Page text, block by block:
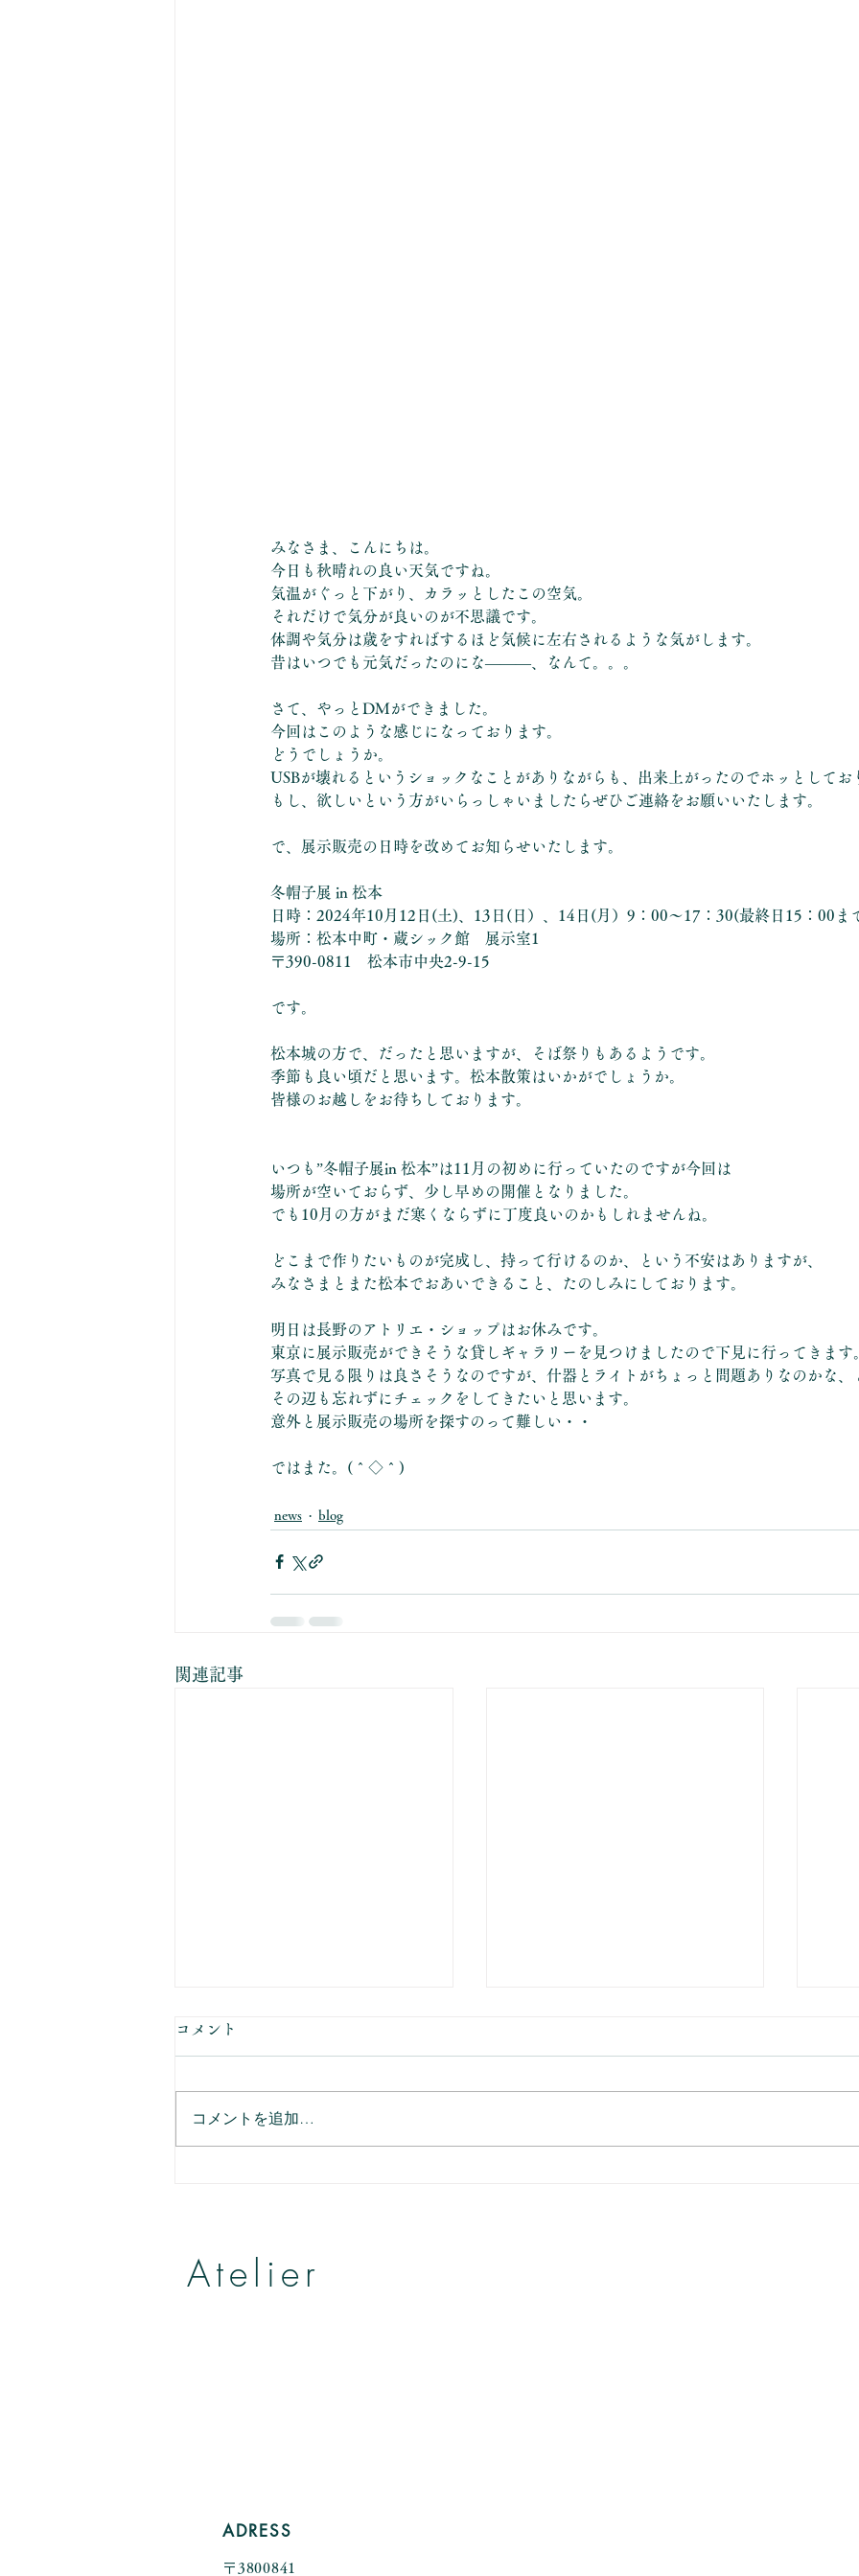
みなさま、こんにちは。
今日も秋晴れの良い天気ですね。
気温がぐっと下がり、カラッとしたこの空気。
それだけで気分が良いのが不思議です。
体調や気分は歳をすればするほど気候に左右されるような気がします。
昔はいつでも元気だったのにな―――、なんて。。。
さて、やっとDMができました。
今回はこのような感じになっております。
どうでしょうか。
USBが壊れるというショックなことがありながらも、出来上がったのでホッとしてお
もし、欲しいという方がいらっしゃいましたらぜひご連絡をお願いいたします。
で、展示販売の日時を改めてお知らせいたします。
冬帽子展 in 松本
日時：2024年10月12日(土)、13日(日）、14日(月）9：00〜17：30(最終日15：00ま
場所：松本中町・蔵シック館　展示室1
〒390-0811　松本市中央2-9-15
です。
松本城の方で、だったと思いますが、そば祭りもあるようです。
季節も良い頃だと思います。松本散策はいかがでしょうか。
皆様のお越しをお待ちしております。
いつも”冬帽子展in 松本”は11月の初めに行っていたのですが今回は
場所が空いておらず、少し早めの開催となりました。
でも10月の方がまだ寒くならずに丁度良いのかもしれませんね。
どこまで作りたいものが完成し、持って行けるのか、という不安はありますが、
みなさまとまた松本でおあいできること、たのしみにしております。
明日は長野のアトリエ・ショップはお休みです。
東京に展示販売ができそうな貸しギャラリーを見つけましたので下見に行ってきます
写真で見る限りは良さそうなのですが、什器とライトがちょっと問題ありなのかな、
その辺も忘れずにチェックをしてきたいと思います。
意外と展示販売の場所を探すのって難しい・・
ではまた。(＾◇＾)
news blog
関連記事
コメント
コメントを追加…
Atelier
ADRESS
〒3800841